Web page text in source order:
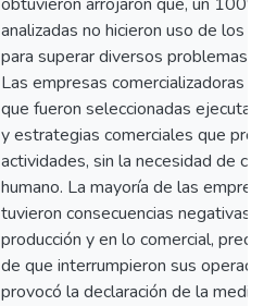
analizadas no hicieron uso de los
para superar diversos problemas
Las empresas comercializadoras
que fueron seleccionadas
y estrategias comerciales que
actividades, sin la necesidad de
humano. La mayoría de las
tuvieron consecuencias negativas
producción y en lo comercial,
de que interrumpieron sus
provocó la declaración de la